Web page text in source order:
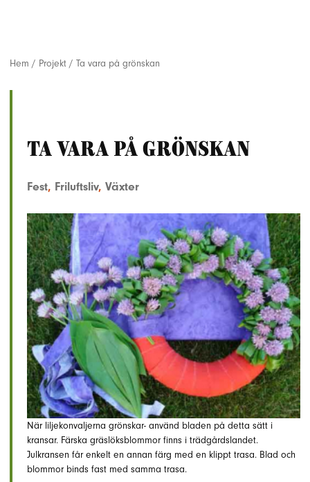
Hem / Projekt / Ta vara på grönskan
Ta vara på grönskan
Fest, Friluftsliv, Växter
När liljekonvaljerna grönskar- använd bladen på detta sätt i
kransar. Färska gräslöksblommor finns i trädgårdslandet.
Julkransen får enkelt en annan färg med en klippt trasa. Blad och
blommor binds fast med samma trasa.